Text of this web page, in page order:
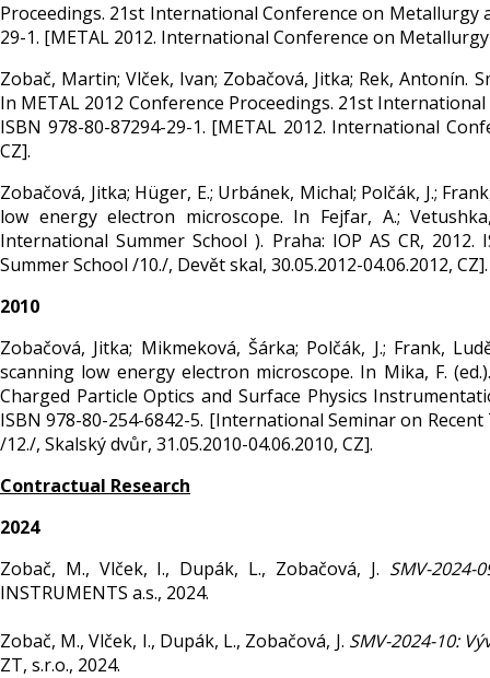
Proceedings. 21st International Conference on Metallurgy
29-1. [METAL 2012. International Conference on
Zobač, Martin; Vlček, Ivan; Zobačová, Jitka; Rek, Antonín.
In METAL 2012 Conference Proceedings. 21st
ISBN 978-80-87294-29-1. [METAL 2012. International
CZ].
Zobačová, Jitka; Hüger, E.; Urbánek, Michal; Polčák, J.;
low energy electron microscope. In Fejfar, A.;
International Summer School ). Praha: IOP AS CR,
Summer School /10./, Devět skal, 30.05.2012-04.06.2012, CZ].
2010
Zobačová, Jitka; Mikmeková, Šárka; Polčák, J.; Frank,
scanning low energy electron microscope. In Mika, F.
Charged Particle Optics and Surface Physics
ISBN 978-80-254-6842-5. [International Seminar on
/12./, Skalský dvůr, 31.05.2010-04.06.2010, CZ].
Contractual Research
2024
Zobač, M., Vlček, I., Dupák, L., Zobačová, J. SMV-
INSTRUMENTS a.s., 2024.
Zobač, M., Vlček, I., Dupák, L., Zobačová, J. SMV-2024-10:
ZT, s.r.o., 2024.